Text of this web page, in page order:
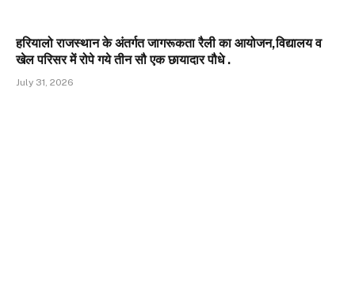
हरियालो राजस्थान के अंतर्गत जागरूकता रैली का आयोजन,विद्यालय व
खेल परिसर में रोपे गये तीन सौ एक छायादार पौधे .
July 31, 2026